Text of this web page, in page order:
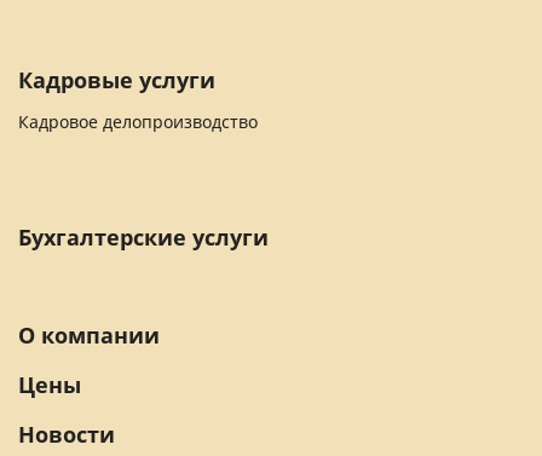
Кадровые услуги
Кадровое делопроизводство
Бухгалтерские услуги
О компании
Цены
Новости